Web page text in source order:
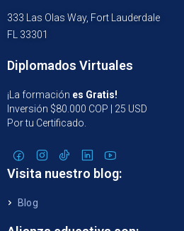
333 Las Olas Way, Fort Lauderdale
FL 33301
Diplomados Virtuales
¡La formación es Gratis!
Inversión $80.000 COP | 25 USD
Por tu Certificado.
Visita nuestro blog:
Blog